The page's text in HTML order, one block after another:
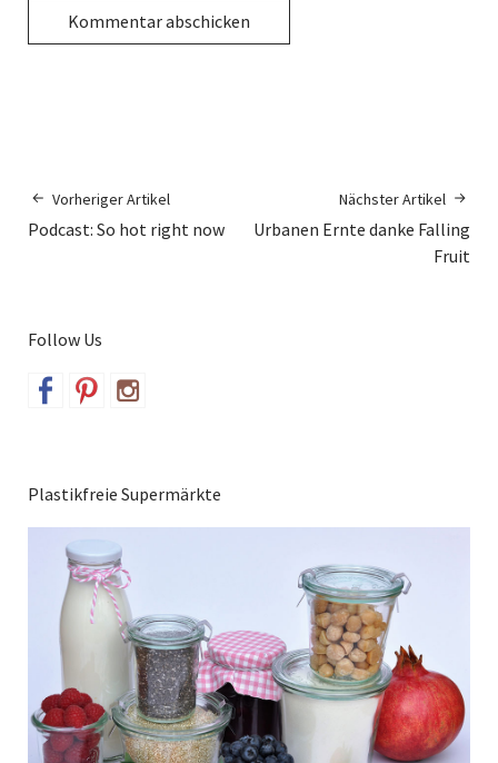
Vorheriger Artikel
Podcast: So hot right now
Nächster Artikel
Urbanen Ernte danke Falling
Fruit
Follow Us
Plastikfreie Supermärkte